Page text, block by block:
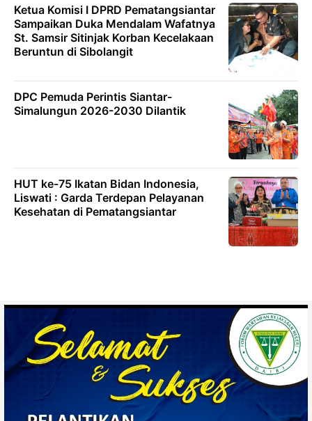
Ketua Komisi I DPRD Pematangsiantar
Sampaikan Duka Mendalam Wafatnya
St. Samsir Sitinjak Korban Kecelakaan
Beruntun di Sibolangit
DPC Pemuda Perintis Siantar-
Simalungun 2026-2030 Dilantik
HUT ke-75 Ikatan Bidan Indonesia,
Liswati : Garda Terdepan Pelayanan
Kesehatan di Pematangsiantar